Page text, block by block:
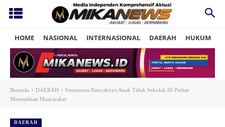
HOME NASIONAL INTERNASIONAL DAERAH HUKUM
Beranda DAERAH
Fenomena Banyaknya Anak Tidak Sekolah Di Pasbar
Meresahkan Masyarakat
DAERAH